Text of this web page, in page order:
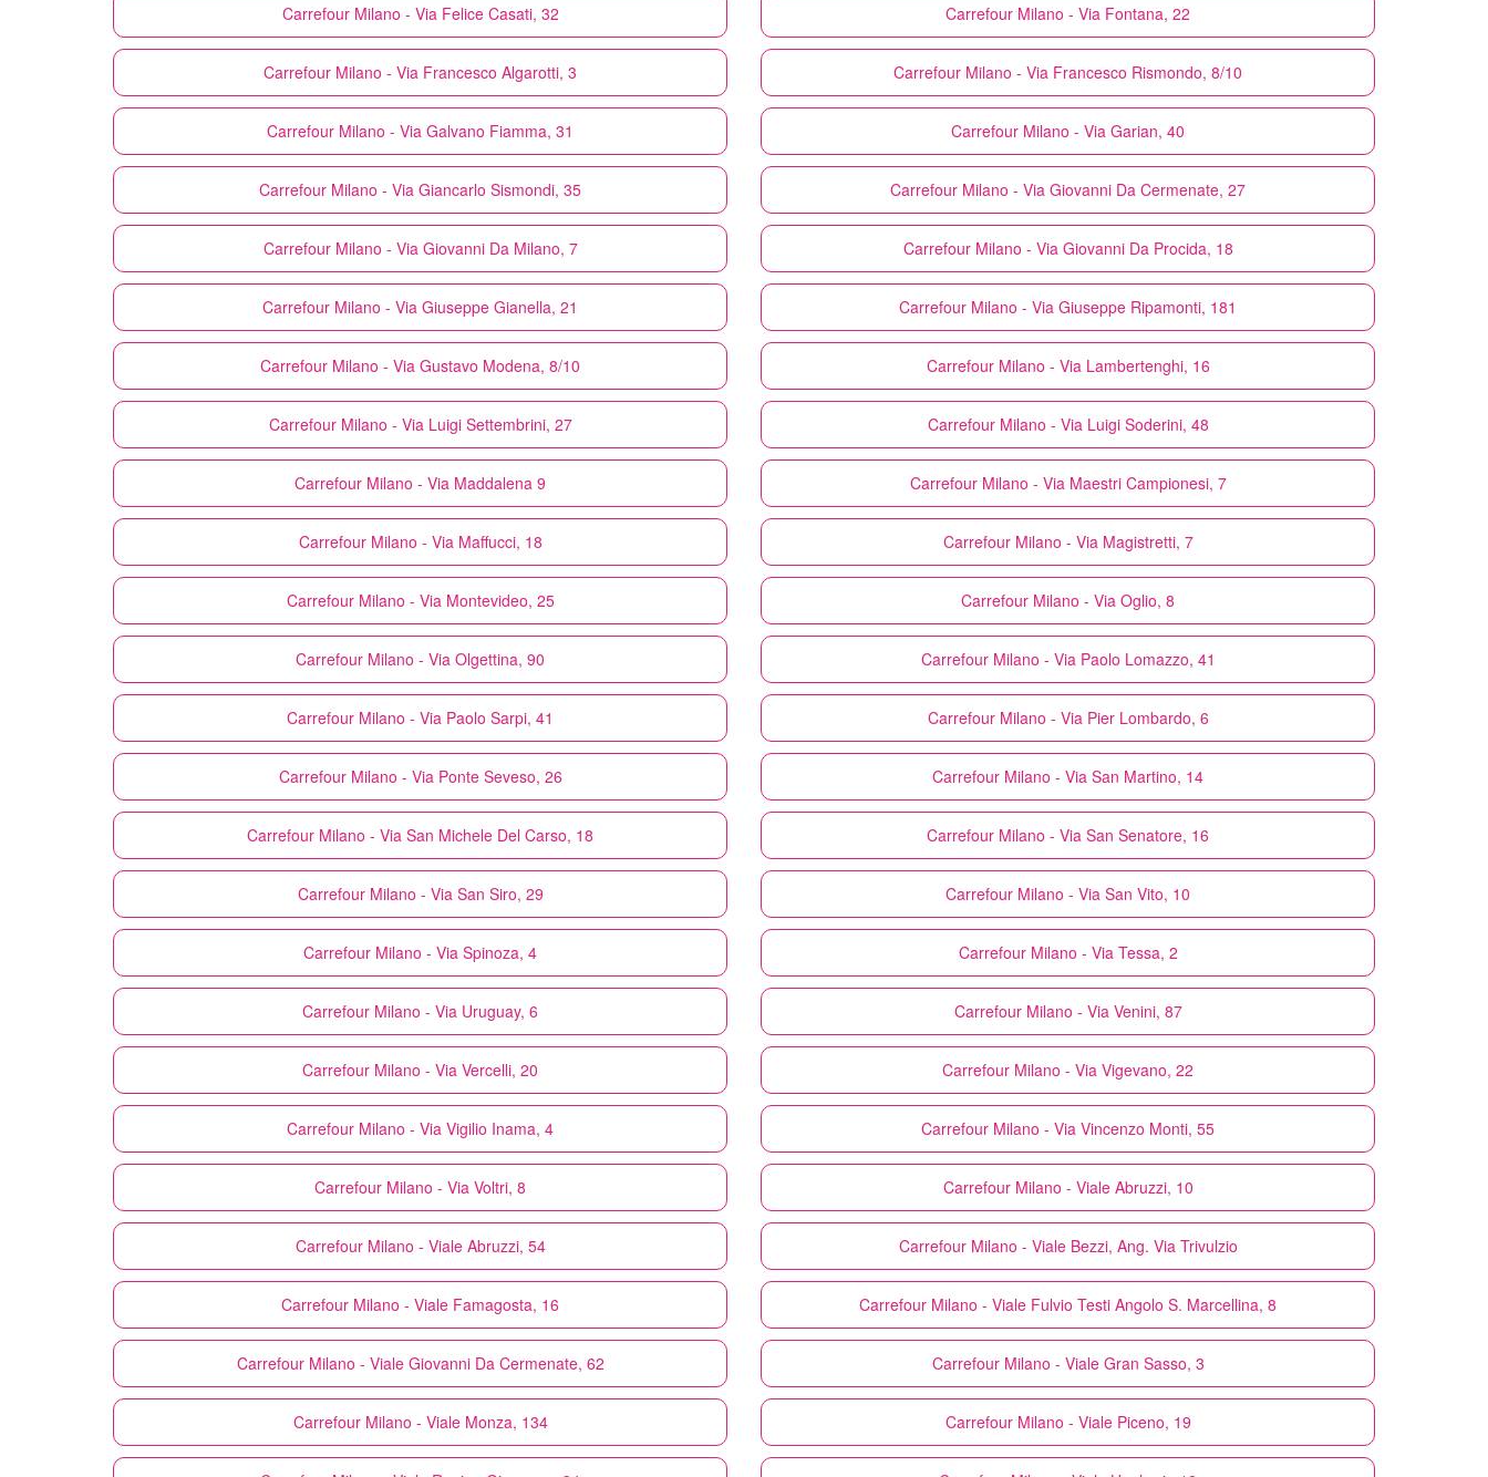
Carrefour Milano - Via Felice Casati, 32 Carrefour Milano - Via Fontana, 22
Carrefour Milano - Via Francesco Algarotti, 3 Carrefour Milano - Via Francesco Rismondo, 8/10
Carrefour Milano - Via Galvano Fiamma, 31 Carrefour Milano - Via Garian, 40
Carrefour Milano - Via Giancarlo Sismondi, 35 Carrefour Milano - Via Giovanni Da Cermenate, 27
Carrefour Milano - Via Giovanni Da Milano, 7 Carrefour Milano - Via Giovanni Da Procida, 18
Carrefour Milano - Via Giuseppe Gianella, 21 Carrefour Milano - Via Giuseppe Ripamonti, 181
Carrefour Milano - Via Gustavo Modena, 8/10 Carrefour Milano - Via Lambertenghi, 16
Carrefour Milano - Via Luigi Settembrini, 27 Carrefour Milano - Via Luigi Soderini, 48
Carrefour Milano - Via Maddalena 9 Carrefour Milano - Via Maestri Campionesi, 7
Carrefour Milano - Via Maffucci, 18 Carrefour Milano - Via Magistretti, 7
Carrefour Milano - Via Montevideo, 25 Carrefour Milano - Via Oglio, 8
Carrefour Milano - Via Olgettina, 90 Carrefour Milano - Via Paolo Lomazzo, 41
Carrefour Milano - Via Paolo Sarpi, 41 Carrefour Milano - Via Pier Lombardo, 6
Carrefour Milano - Via Ponte Seveso, 26 Carrefour Milano - Via San Martino, 14
Carrefour Milano - Via San Michele Del Carso, 18 Carrefour Milano - Via San Senatore, 16
Carrefour Milano - Via San Siro, 29 Carrefour Milano - Via San Vito, 10
Carrefour Milano - Via Spinoza, 4 Carrefour Milano - Via Tessa, 2
Carrefour Milano - Via Uruguay, 6 Carrefour Milano - Via Venini, 87
Carrefour Milano - Via Vercelli, 20 Carrefour Milano - Via Vigevano, 22
Carrefour Milano - Via Vigilio Inama, 4 Carrefour Milano - Via Vincenzo Monti, 55
Carrefour Milano - Via Voltri, 8 Carrefour Milano - Viale Abruzzi, 10
Carrefour Milano - Viale Abruzzi, 54 Carrefour Milano - Viale Bezzi, Ang. Via Trivulzio
Carrefour Milano - Viale Famagosta, 16 Carrefour Milano - Viale Fulvio Testi Angolo S. Marcellina, 8
Carrefour Milano - Viale Giovanni Da Cermenate, 62 Carrefour Milano - Viale Gran Sasso, 3
Carrefour Milano - Viale Monza, 134 Carrefour Milano - Viale Piceno, 19